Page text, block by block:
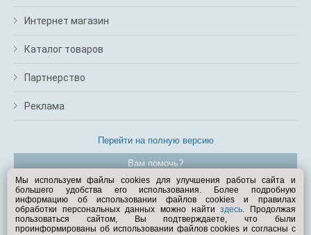
Интернет магазин
Каталог товаров
Партнерство
Реклама
Перейти на полную версию
Вам помочь?
© Exist.ru 1998—2026
Мы используем файлы cookies для улучшения работы сайта и
большего удобства его использования. Более подробную
информацию об использовании файлов cookies и правилах
обработки персональных данных можно найтиздесь. Продолжая
пользоваться сайтом, Вы подтверждаете, что были
проинформированы об использовании файлов cookies и согласны с